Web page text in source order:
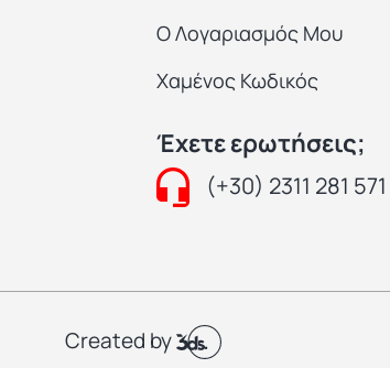
Ο Λογαριασμός Μου
Χαμένος Κωδικός
Έχετε ερωτήσεις;
(+30) 2311 281 571
Created by